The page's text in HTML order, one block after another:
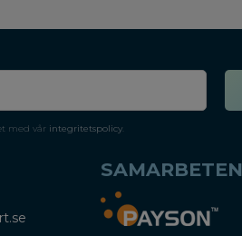
med vår integritetspolicy.
SAMARBETEN